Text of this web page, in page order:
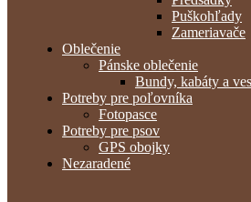
Puškohľady
Zameriavače
Oblečenie
Pánske oblečenie
Bundy, kabáty a
Potreby pre poľovníka
Fotopasce
Potreby pre psov
GPS obojky
Nezaradené